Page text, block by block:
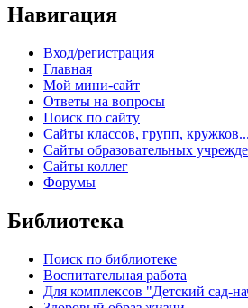
Навигация
Вход/регистрация
Главная
Мой мини-сайт
Ответы на вопросы
Поиск по сайту
Сайты классов, групп, кружков...
Сайты образовательных
Сайты коллег
Форумы
Библиотека
Поиск по библиотеке
Воспитательная работа
Для комплексов "Детский сад-